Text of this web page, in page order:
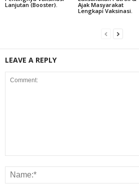
Lanjutan (Booster).
Ajak Masyarakat
Lengkapi Vaksinasi.
LEAVE A REPLY